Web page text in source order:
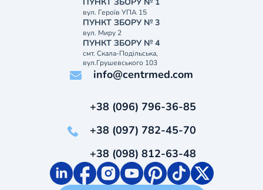
вул. Героїв УПА 15
ПУНКТ ЗБОРУ № 3
вул. Миру 2
ПУНКТ ЗБОРУ № 4
смт. Скала-Подільська,
вул.Грушевського 103
info@centrmed.com
+38 (096) 796-36-85
+38 (097) 782-45-70
+38 (098) 812-63-48